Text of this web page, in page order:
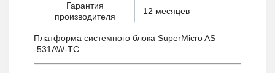
Гарантия
производителя
12 месяцев
Платформа системного блока SuperMicro AS
-531AW-TC